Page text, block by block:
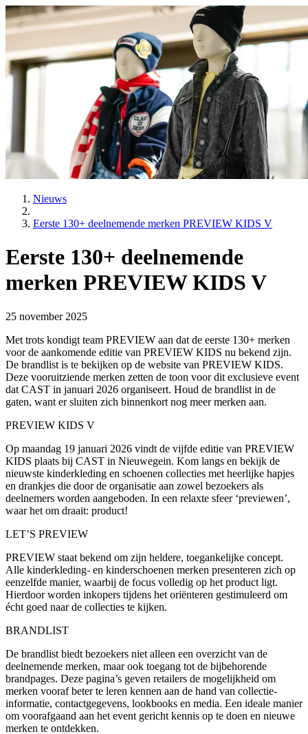
Nieuws
Eerste 130+ deelnemende merken PREVIEW KIDS V
Eerste 130+ deelnemende
merken PREVIEW KIDS V
25 november 2025
Met trots kondigt team PREVIEW aan dat de eerste 130+ merken
voor de aankomende editie van PREVIEW KIDS nu bekend zijn.
De brandlist is te bekijken op de website van PREVIEW KIDS.
Deze vooruitziende merken zetten de toon voor dit exclusieve event
dat CAST in januari 2026 organiseert. Houd de brandlist in de
gaten, want er sluiten zich binnenkort nog meer merken aan.
PREVIEW KIDS V
Op maandag 19 januari 2026 vindt de vijfde editie van PREVIEW
KIDS plaats bij CAST in Nieuwegein. Kom langs en bekijk de
nieuwste kinderkleding en schoenen collecties met heerlijke hapjes
en drankjes die door de organisatie aan zowel bezoekers als
deelnemers worden aangeboden. In een relaxte sfeer ‘previewen’,
waar het om draait: product!
LET’S PREVIEW
PREVIEW staat bekend om zijn heldere, toegankelijke concept.
Alle kinderkleding- en kinderschoenen merken presenteren zich op
eenzelfde manier, waarbij de focus volledig op het product ligt.
Hierdoor worden inkopers tijdens het oriënteren gestimuleerd om
écht goed naar de collecties te kijken.
BRANDLIST
De brandlist biedt bezoekers niet alleen een overzicht van de
deelnemende merken, maar ook toegang tot de bijbehorende
brandpages. Deze pagina’s geven retailers de mogelijkheid om
merken vooraf beter te leren kennen aan de hand van collectie-
informatie, contactgegevens, lookbooks en media. Een ideale manier
om voorafgaand aan het event gericht kennis op te doen en nieuwe
merken te ontdekken.